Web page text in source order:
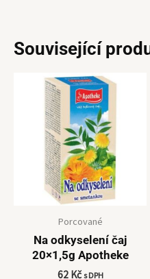
Související
Porcované
Na odkyselení čaj
20×1,5g Apotheke
62 Kč s DPH